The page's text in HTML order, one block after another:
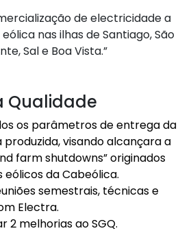
de electricidade a
nas ilhas de Santiago, São
Sal e Boa Vista.”
Qualidade
os parâmetros de entrega da
visando alcançara a
farm shutdowns” originados
eólicos da Cabeólica.
semestrais, técnicas e
Electra.
2 melhorias ao SGQ.